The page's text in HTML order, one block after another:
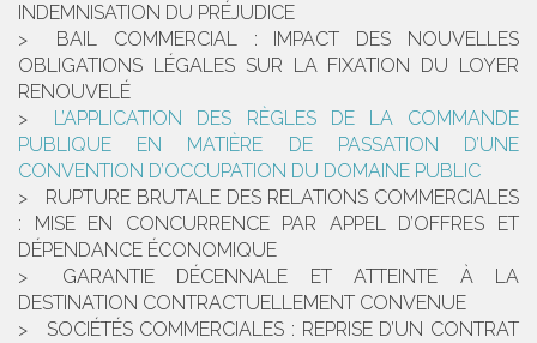
INDEMNISATION DU PRÉJUDICE
BAIL COMMERCIAL : IMPACT DES NOUVELLES
OBLIGATIONS LÉGALES SUR LA FIXATION DU LOYER
RENOUVELÉ
L’APPLICATION DES RÈGLES DE LA COMMANDE
PUBLIQUE EN MATIÈRE DE PASSATION D’UNE
CONVENTION D’OCCUPATION DU DOMAINE PUBLIC
RUPTURE BRUTALE DES RELATIONS COMMERCIALES
: MISE EN CONCURRENCE PAR APPEL D’OFFRES ET
DÉPENDANCE ÉCONOMIQUE
GARANTIE DÉCENNALE ET ATTEINTE À LA
DESTINATION CONTRACTUELLEMENT CONVENUE
SOCIÉTÉS COMMERCIALES : REPRISE D’UN CONTRAT